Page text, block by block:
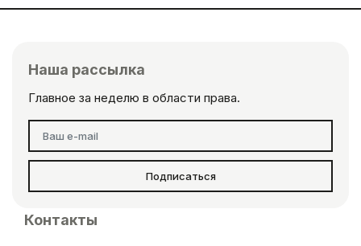
Наша рассылка
Главное за неделю в области права.
Подписаться
Контакты